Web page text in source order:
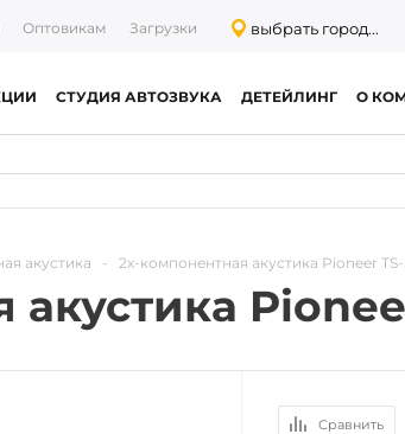
Оптовикам Загрузки выбрать город...
СТУДИЯ АВТОЗВУКА ДЕТЕЙЛИНГ О
акустика - 2х-компонентная акустика Pioneer
Сравнить